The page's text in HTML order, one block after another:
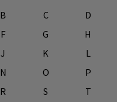
B C
D
F G
H
J K
L
N O
P
R S
T